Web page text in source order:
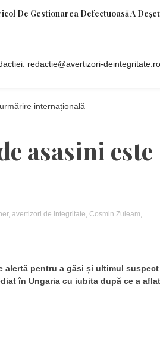
De Gestionarea Defectuoasă A
redactie@avertizori-deintegritate.ro
internațională
asasini este
, avertizori de integritate, Cosmin Zuleam,
alertă pentru a găsi și ultimul
în Ungaria cu iubita după ce a aflat